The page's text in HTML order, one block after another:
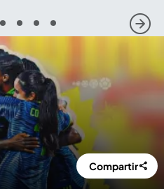
2 3 4 5
Compartir